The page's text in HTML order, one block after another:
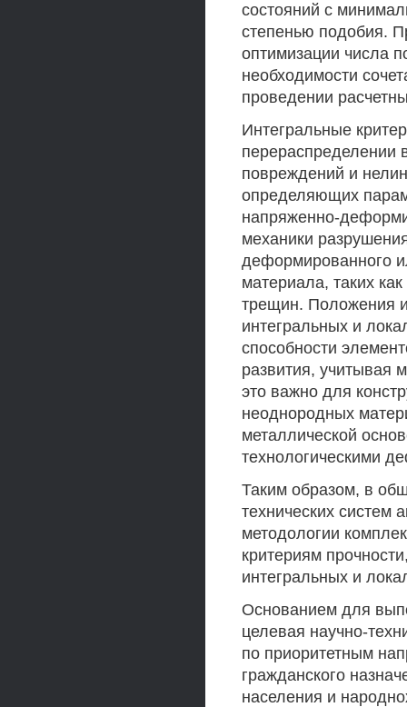
состояний с
степенью подобия.
оптимизации числа
необходимости
проведении
Интегральные
перераспределении
повреждений и
определяющих
напряженно-
механики
деформированного
материала, таких
трещин. Положения и
интегральных и
способности
развития, учитывая
это важно для
неоднородных
металлической
технологическими
Таким образом, в
технических систем
методологии
критериям
интегральных и
Основанием для
целевая научно-
по приоритетным
гражданского
населения и